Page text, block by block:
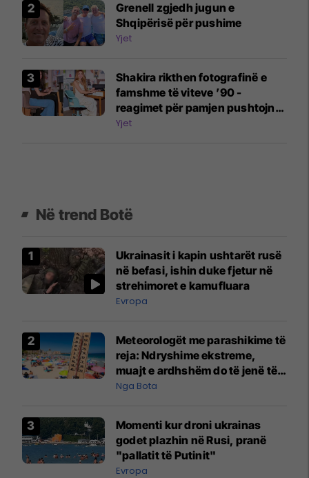
Grenell zgjedh jugun e
Shqipërisë për pushime
Yjet
Shakira rikthen fotografinë e
famshme të viteve ’90 -
reagimet për pamjen pushtojnë
rrjetet
Yjet
Në trend Botë
Ukrainasit i kapin ushtarët rusë
në befasi, ishin duke fjetur në
strehimoret e kamufluara
Evropa
Meteorologët me parashikime të
reja: Ndryshime ekstreme,
muajt e ardhshëm do të jenë të
pazakontë
Nga Bota
Momenti kur droni ukrainas
godet plazhin në Rusi, pranë
"pallatit të Putinit"
Evropa